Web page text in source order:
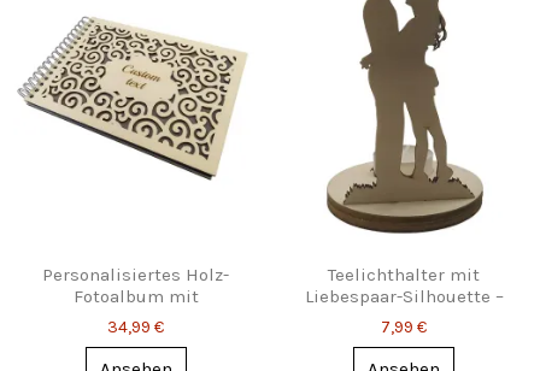
Personalisiertes Holz-
Fotoalbum mit
Wolkenmuster –
Wunschtext
34,99 €
Teelichthalter mit
Liebespaar-Silhouette –
Romantisches Motiv
7,99 €